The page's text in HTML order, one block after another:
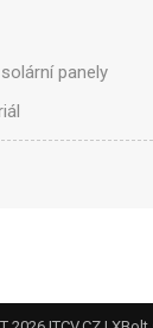
panely